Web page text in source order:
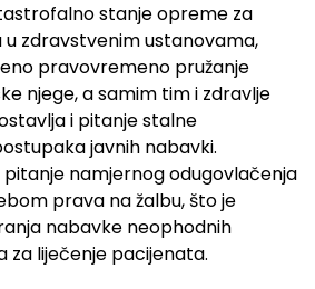
stanje opreme za
zdravstvenim ustanovama,
pravovremeno pružanje
njege, a samim tim i zdravlje
i pitanje stalne
javnih nabavki.
namjernog odugovlačenja
prava na žalbu, što je
nabavke neophodnih
za liječenje pacijenata.